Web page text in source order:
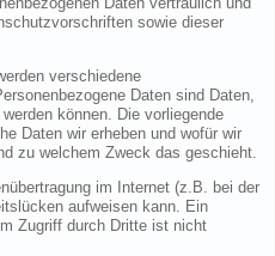
sowie dieser
verschiedene
Daten sind Daten,
können. Die vorliegende
Daten wir erheben und wofür wir
zu welchem Zweck das geschieht.
im Internet (z.B. bei der
aufweisen kann. Ein
Zugriff durch Dritte ist nicht